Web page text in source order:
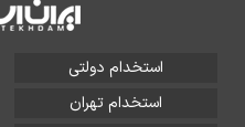
استخدام دولتی
استخدام تهران